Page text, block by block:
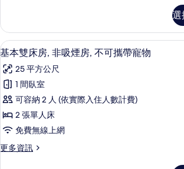
相
片
(Studio
C)
的
情
選
顯
示
基
本
雙
床
非
基本雙床房,
1
基本雙床房, 非吸煙房, 不可攜帶寵物
25 平方公尺
1 間臥室
可容納 2 人 (依實際入住人數計費)
2 張單人床
免費無線上網
更多資訊
更